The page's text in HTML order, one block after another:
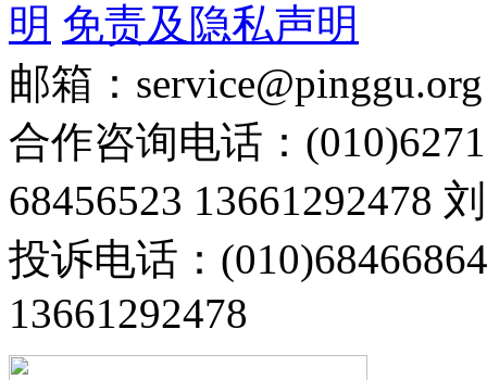
明 免责及隐私声明
邮箱：service@pinggu.org
合作咨询电话：
68456523 13661292478
投诉电话：
13661292478